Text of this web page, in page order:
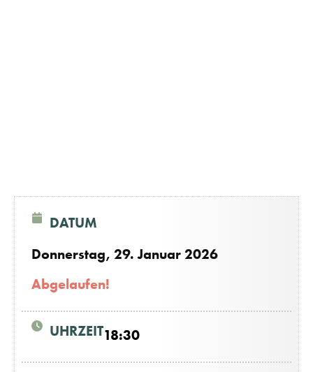
DATUM
Donnerstag, 29. Januar 2026
Abgelaufen!
UHRZEIT18:30